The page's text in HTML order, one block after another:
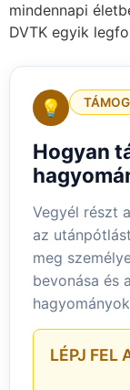
mindennapi
DVTK egyik
💡
Hogyan
Vegyél részt
az
meg
bevonása és
LÉPJ FEL